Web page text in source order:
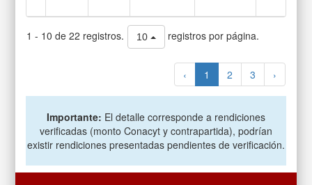
1 - 10 de 22 registros. 10 registros por página.
‹ 1 2 3 ›
Importante: El detalle corresponde a rendiciones
verificadas (monto Conacyt y contrapartida), podrían
existir rendiciones presentadas pendientes de verificación.